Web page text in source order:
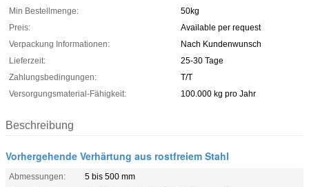
Min Bestellmenge:
50kg
Preis:
Available per request
Verpackung Informationen:
Nach Kundenwunsch
Lieferzeit:
25-30 Tage
Zahlungsbedingungen:
T/T
Versorgungsmaterial-Fähigkeit:
100.000 kg pro Jahr
Beschreibung
Vorhergehende Verhärtung aus rostfreiem Stahl
Abmessungen:
5 bis 500 mm